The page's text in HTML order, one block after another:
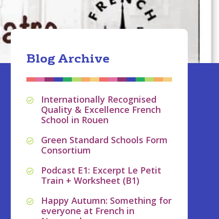
Blog Archive
Internationally Recognised
Quality & Excellence French
School in Rouen
Green Standard Schools Form
Consortium
Podcast E1: Excerpt Le Petit
Train + Worksheet (B1)
Happy Autumn: Something for
everyone at French in